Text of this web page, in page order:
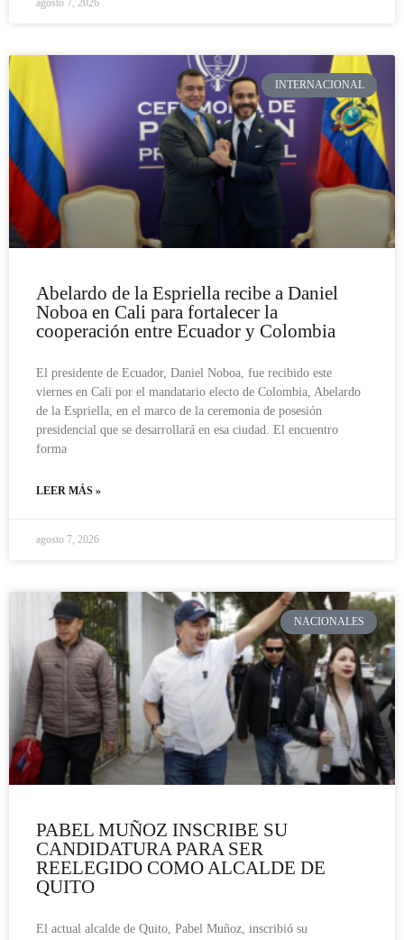
agosto 7, 2026
INTERNACIONAL
Abelardo de la Espriella recibe a Daniel
Noboa en Cali para fortalecer la
cooperación entre Ecuador y Colombia
El presidente de Ecuador, Daniel Noboa, fue recibido este
viernes en Cali por el mandatario electo de Colombia, Abelardo
de la Espriella, en el marco de la ceremonia de posesión
presidencial que se desarrollará en esa ciudad. El encuentro
forma
LEER MÁS »
agosto 7, 2026
NACIONALES
PABEL MUÑOZ INSCRIBE SU
CANDIDATURA PARA SER
REELEGIDO COMO ALCALDE DE
QUITO
El actual alcalde de Quito, Pabel Muñoz, inscribió su